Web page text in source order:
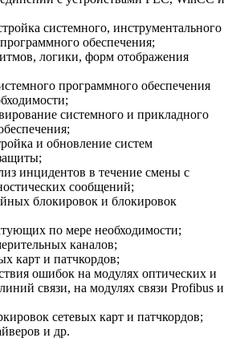
системного, инструментального
обеспечения;
логики, форм отображения
программного обеспечения
системного и прикладного
и обновление систем
инцидентов в течение смены с
сообщений;
блокировок и блокировок
по мере необходимости;
каналов;
карт и патчкордов;
ошибок на модулях оптических и
связи, на модулях связи Profibus и
сетевых карт и патчкордов;
и др.